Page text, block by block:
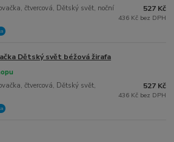
čtvercová, Dětský svět, noční
527 Kč
436 Kč bez DPH
Dětský svět béžová žirafa
čtvercová, Dětský svět,
527 Kč
436 Kč bez DPH